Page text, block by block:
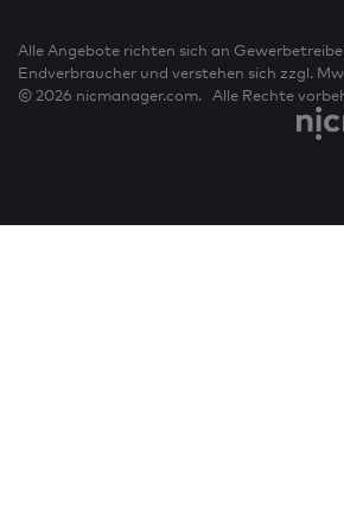
Alle Angebote richten sich an
Endverbraucher und verstehen sich zzgl.
© 2026 nicmanager.com. Alle Rechte